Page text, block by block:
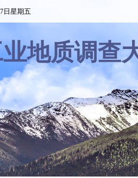
日星期五
地质调查